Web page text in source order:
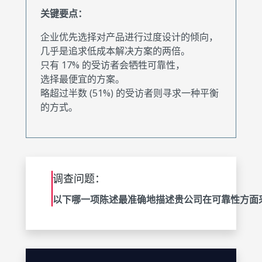
关键要点：
企业优先选择对产品进行过度设计的倾向，
几乎是追求低成本解决方案的两倍。
只有 17% 的受访者会牺牲可靠性，
选择最便宜的方案。
略超过半数 (51%) 的受访者则寻求一种平衡
的方式。
调查问题：
以下哪一项陈述最准确地描述贵公司在可靠性方